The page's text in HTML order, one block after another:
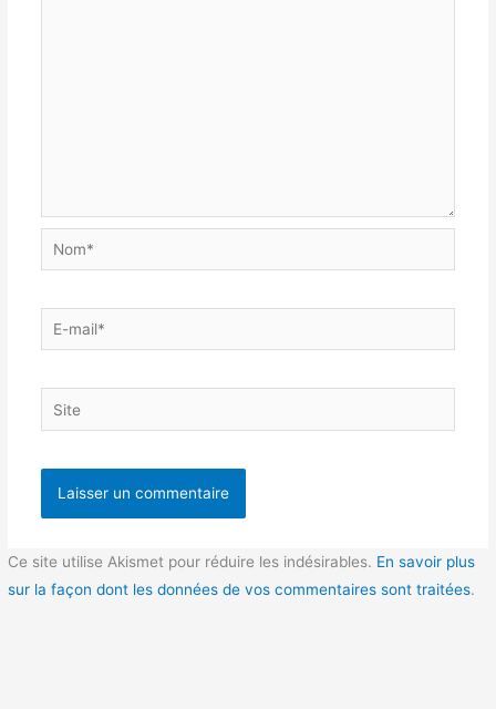
Nom*
E-
mail*
Site
Ce site utilise Akismet pour réduire les indésirables. En savoir plus
sur la façon dont les données de vos commentaires sont traitées.